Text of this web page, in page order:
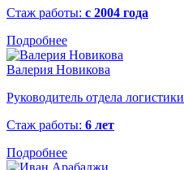
Стаж работы: с 2004 года
Подробнее
Валерия Новикова
Руководитель отдела логистики
Стаж работы: 6 лет
Подробнее